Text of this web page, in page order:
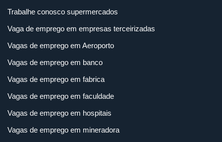
Trabalhe conosco supermercados
Vaga de emprego em empresas terceirizadas
Vagas de emprego em Aeroporto
Vagas de emprego em banco
Vagas de emprego em fabrica
Vagas de emprego em faculdade
Vagas de emprego em hospitais
Vagas de emprego em mineradora